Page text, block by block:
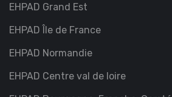
EHPAD Grand Est
EHPAD Île de France
EHPAD Normandie
EHPAD Centre val de loire